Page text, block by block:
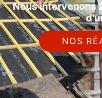
Nous intervenons
NOS